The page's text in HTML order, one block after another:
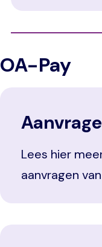
OA-Pay
Lees hier
aanvragen